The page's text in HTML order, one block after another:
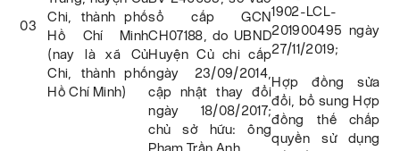
1902-LCL-
201900495 ngày
27/11/2019;
Hợp đồng sửa
đổi, bổ sung Hợp
đồng thế chấp
quyền sử dụng
03
Chi, thành phố
Hồ Chí Minh
(nay là xã Củ
Chi, thành phố
Hồ Chí Minh)
sổ cấp GCN
CH07188, do UBND
Huyện Củ chi cấp
ngày 23/09/2014,
cập nhật thay đổi
ngày 18/08/2017;
chủ sở hữu: ông
Phạm Trần Anh